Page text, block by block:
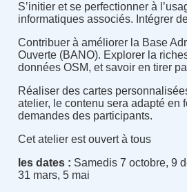
S’initier et se perfectionner à
informatiques associés. Intégrer
Contribuer à améliorer la Base
Ouverte (BANO). Explorer la
données OSM, et savoir en tirer
Réaliser des cartes
atelier, le contenu sera adapté en
demandes des participants.
Cet atelier est ouvert à tous
les dates : Samedis 7 octobre, 9
31 mars, 5 mai